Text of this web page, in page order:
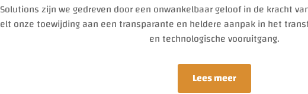
zijn we gedreven door een onwankelbaar geloof in de kracht
onze toewijding aan een transparante en heldere aanpak in het
en technologische vooruitgang.
Lees meer